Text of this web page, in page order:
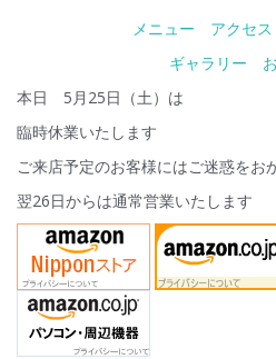
メニュー アクセス
ギャラリー
本日 5月25日（土）は
臨時休業いたします
ご来店予定のお客様にはご迷惑をお
翌26日からは通常営業いたします